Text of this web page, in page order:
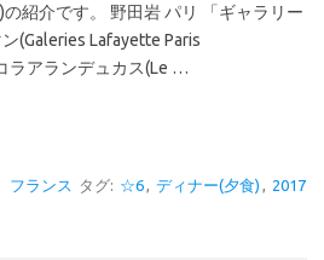
の紹介です。 野田岩 パリ 「ギャラリー
(Galeries Lafayette Paris
ラアランデュカス(Le …
フランス タグ: ☆6, ディナー(夕食) , 2017